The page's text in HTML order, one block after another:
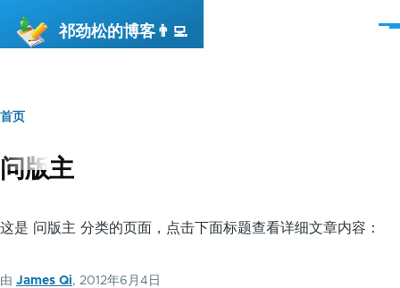
祁劲松的博客👨‍💻
菜
面
包
屑
首页
问版主
这是 问版主 分类的页面，点击下面标题查看详细文章内容：
由 James Qi, 2012年6月4日